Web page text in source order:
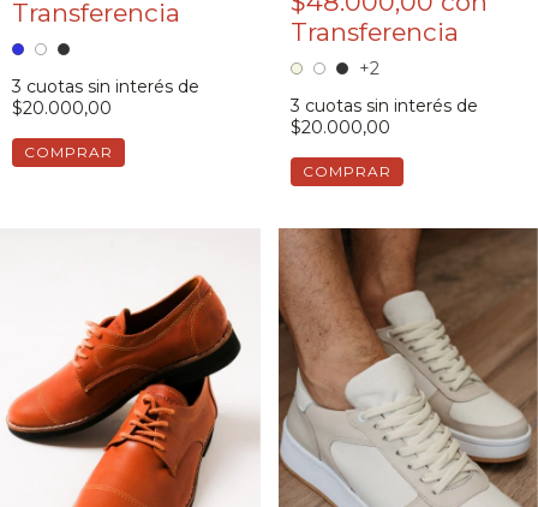
3 cuotas sin interés de
$20.000,00
COMPRAR
+2
3 cuotas sin interés de
$20.000,00
COMPRAR